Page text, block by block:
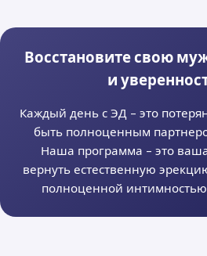
Восстановите свою
и
Каждый день с ЭД - это
быть полноценным
Наша программа - это
вернуть естественную
полноценной интимностью